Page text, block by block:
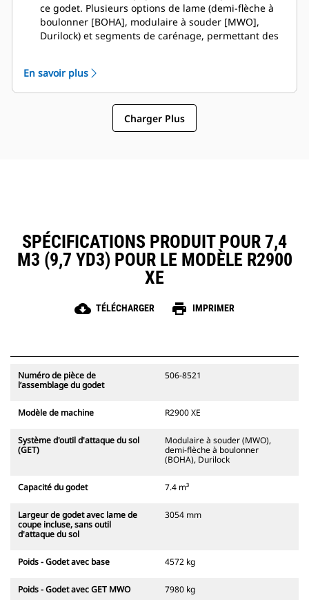
ce godet. Plusieurs options de lame (demi-flèche à
boulonner [BOHA], modulaire à souder [MWO],
Durilock) et segments de carénage, permettant des
dessus l'arrière du godet et diminue ainsi le risque
d'endommagement de la flèche/du bras de
manutention et des composants.
Caterpillar propose le godet et une suite complète
d'options de GET. Caterpillar et nos concessionnaires
En savoir plus
Charger Plus
SPÉCIFICATIONS PRODUIT POUR 7,4
M3 (9,7 YD3) POUR LE MODÈLE R2900
XE
cloud_download TÉLÉCHARGER print IMPRIMER
Numéro de pièce de
l’assemblage du godet
506-8521
Modèle de machine R2900 XE
Système d'outil d'attaque du sol
(GET)
Modulaire à souder (MWO),
demi-flèche à boulonner
(BOHA), Durilock
Capacité du godet 7.4 m³
Largeur de godet avec lame de
coupe incluse, sans outil
d'attaque du sol
3054 mm
Poids - Godet avec base 4572 kg
Poids - Godet avec GET MWO 7980 kg